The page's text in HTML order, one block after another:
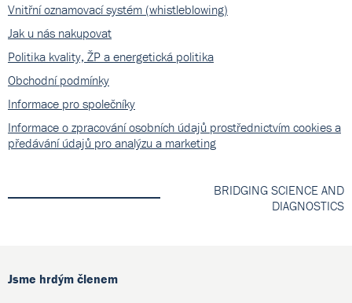
Vnitřní oznamovací systém (whistleblowing)
Jak u nás nakupovat
Politika kvality, ŽP a energetická politika
Obchodní podmínky
Informace pro společníky
Informace o zpracování osobních údajů prostřednictvím cookies a
předávání údajů pro analýzu a marketing
BRIDGING SCIENCE AND
DIAGNOSTICS
Jsme hrdým členem